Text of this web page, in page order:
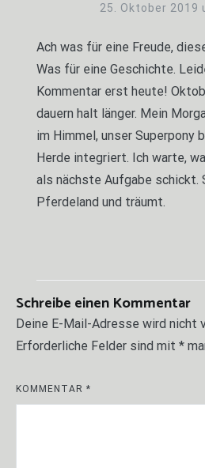
25. Oktober 2019
Ach was für eine Freude,
Was für eine Geschichte.
Kommentar erst heute!
dauern halt länger. Mein
im Himmel, unser Superpony
Herde integriert. Ich warte,
als nächste Aufgabe schickt.
Pferdeland und träumt.
Schreibe einen Kommentar
Deine E-Mail-Adresse wird nicht
Erforderliche Felder sind mit *
KOMMENTAR *